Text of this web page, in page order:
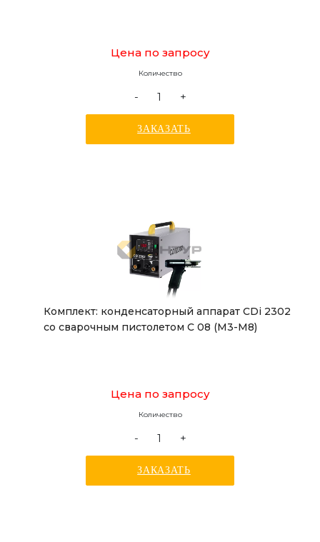
Цена по запросу
Количество
- +
ЗАКАЗАТЬ
Комплект: конденсаторный аппарат CDi 2302
со сварочным пистолетом C 08 (М3-М8)
Цена по запросу
Количество
- +
ЗАКАЗАТЬ